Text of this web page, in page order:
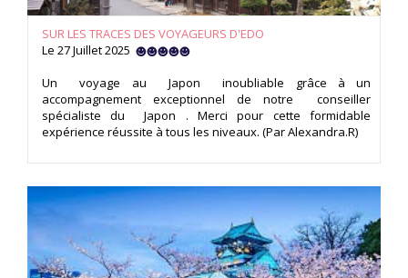
SUR LES TRACES DES VOYAGEURS D'EDO
Le 27 Juillet 2025
Un voyage au Japon inoubliable grâce à un
accompagnement exceptionnel de notre conseiller
spécialiste du Japon . Merci pour cette formidable
expérience réussite à tous les niveaux. (Par Alexandra.R)